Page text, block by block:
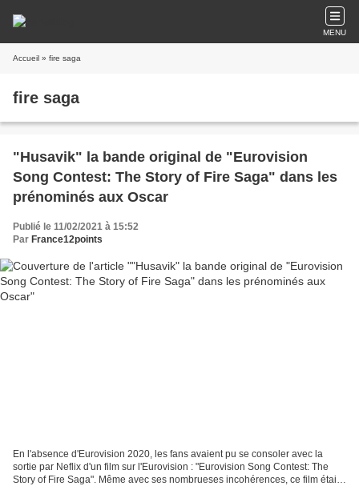
MENU
Accueil » fire saga
fire saga
"Husavik" la bande original de "Eurovision
Song Contest: The Story of Fire Saga" dans les
prénominés aux Oscar
Publié le 11/02/2021 à 15:52
Par France12points
En l'absence d'Eurovision 2020, les fans avaient pu se consoler avec la
sortie par Neflix d'un film sur l'Eurovision : "Eurovision Song Contest: The
Story of Fire Saga". Même avec ses nombrueses incohérences, ce film était